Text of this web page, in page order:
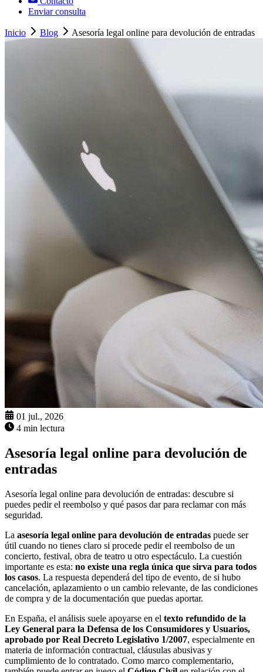
Enviar consulta
Inicio Blog Asesoría legal online para devolución de entradas
01 jul., 2026
4 min lectura
Asesoría legal online para devolución de
entradas
Asesoría legal online para devolución de entradas: descubre si
puedes pedir el reembolso y qué pasos dar para reclamar con más
seguridad.
La asesoría legal online para devolución de entradas puede ser
útil cuando no tienes claro si procede pedir el reembolso de un
concierto, festival, obra de teatro u otro espectáculo. La cuestión
importante es esta: no existe una regla única que sirva para todos
los casos. La respuesta dependerá del tipo de evento, de si hubo
cancelación, aplazamiento o un cambio relevante, de las condiciones
de compra y de la documentación que puedas aportar.
En España, el análisis suele apoyarse en el texto refundido de la
Ley General para la Defensa de los Consumidores y Usuarios,
aprobado por Real Decreto Legislativo 1/2007, especialmente en
materia de información contractual, cláusulas abusivas y
cumplimiento de lo contratado. Como marco complementario,